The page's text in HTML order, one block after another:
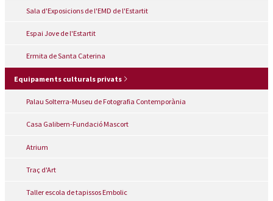
Sala d'Exposicions de l'EMD de l'Estartit
Espai Jove de l'Estartit
Ermita de Santa Caterina
Equipaments culturals privats
Palau Solterra-Museu de Fotografia Contemporània
Casa Galibern-Fundació Mascort
Atrium
Traç d'Art
Taller escola de tapissos Embolic